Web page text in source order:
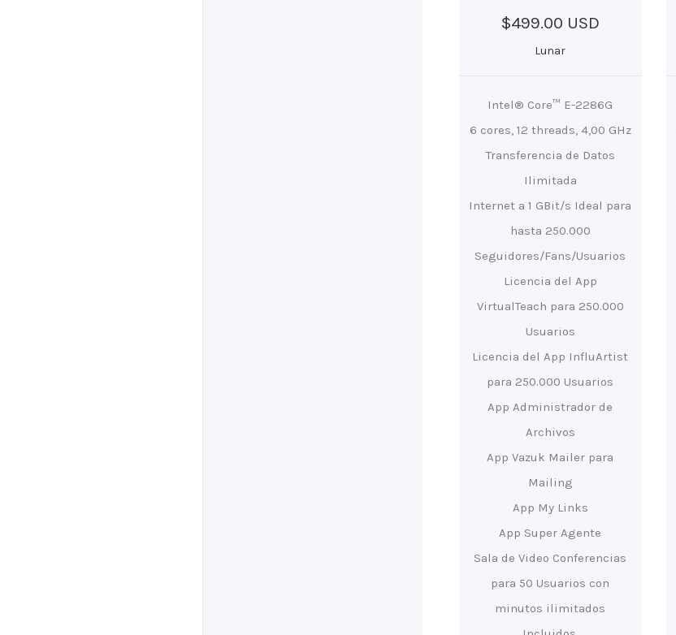
$499.00 USD
Lunar
Intel® Core™ E-2286G
6 cores, 12 threads, 4,00 GHz
Transferencia de Datos
Ilimitada
Internet a 1 GBit/s Ideal para
hasta 250.000
Seguidores/Fans/Usuarios
Licencia del App
VirtualTeach para 250.000
Usuarios
Licencia del App InfluArtist
para 250.000 Usuarios
App Administrador de
Archivos
App Vazuk Mailer para
Mailing
App My Links
App Super Agente
Sala de Video Conferencias
para 50 Usuarios con
minutos ilimitados